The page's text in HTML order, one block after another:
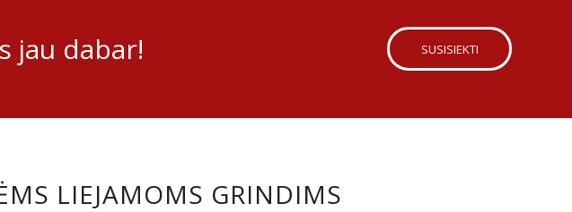
jau dabar! SUSISIEKTI
LIEJAMOMS GRINDIMS